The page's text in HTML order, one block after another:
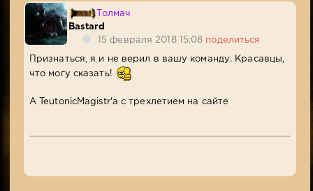
Толмач
Bastard
15 февраля 2018 15:08 поделиться
Признаться, я и не верил в вашу команду. Красавцы,
что могу сказать!
А TeutonicMagistr'а с трехлетием на сайте